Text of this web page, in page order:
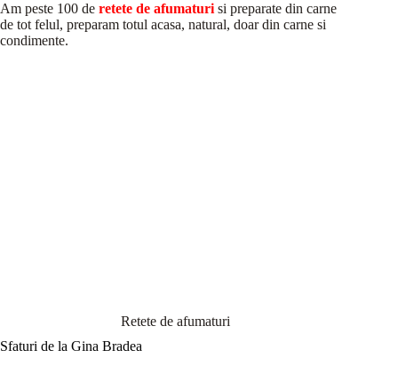
Am peste 100 de retete de afumaturi si preparate din carne
de tot felul, preparam totul acasa, natural, doar din carne si
condimente.
Retete de afumaturi
Sfaturi de la Gina Bradea